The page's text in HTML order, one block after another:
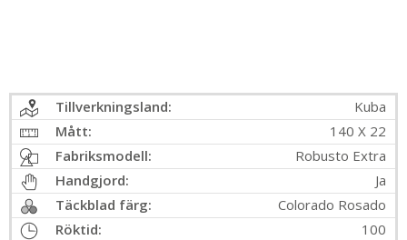
Tillverkningsland:
Kuba
Mått:
140 X 22
Fabriksmodell:
Robusto Extra
Handgjord:
Ja
Täckblad färg:
Colorado Rosado
Röktid:
100